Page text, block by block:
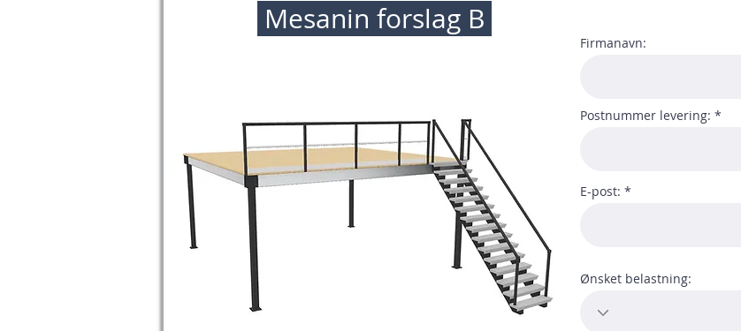
Mesanin forslag B
Firmanavn:
Postnummer levering:
E-post:
Ønsket belastning: